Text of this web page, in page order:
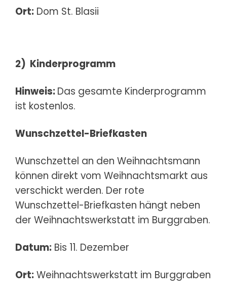
Ort: Dom St. Blasii
2) Kinderprogramm
Hinweis:Das gesamte Kinderprogramm
ist kostenlos.
Wunschzettel-Briefkasten
Wunschzettel an den Weihnachtsmann
können direkt vom Weihnachtsmarkt aus
verschickt werden. Der rote
Wunschzettel-Briefkasten hängt neben
der Weihnachtswerkstatt im Burggraben.
Datum: Bis 11. Dezember
Ort:Weihnachtswerkstatt im Burggraben